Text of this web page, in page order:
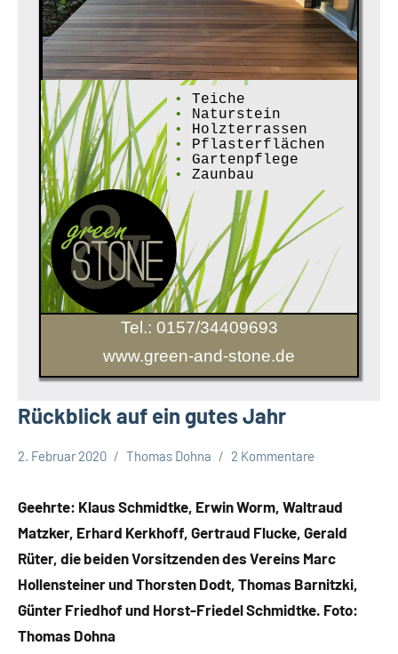
•
Teiche
•
Naturstein
•
Holzterrassen
•
Pflasterflächen
•
Gartenpflege
•
Zaunbau
Tel.: 0157/34409693
www.green-and-stone.de
Rückblick auf ein gutes Jahr
Themen
2. Februar 2020 Thomas Dohna 2 Kommentare
Geehrte: Klaus Schmidtke, Erwin Worm, Waltraud
Matzker, Erhard Kerkhoff, Gertraud Flucke, Gerald
Rüter, die beiden Vorsitzenden des Vereins Marc
Hollensteiner und Thorsten Dodt, Thomas Barnitzki,
Günter Friedhof und Horst-Friedel Schmidtke. Foto:
Thomas Dohna